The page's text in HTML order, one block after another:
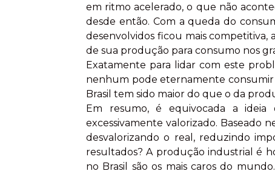
em ritmo acelerado, o que não
desde então. Com a queda do
desenvolvidos ficou mais
de sua produção para consumo nos
Exatamente para lidar com este
nenhum pode eternamente consumir
Brasil tem sido maior do que o da
Em resumo, é equivocada a
excessivamente valorizado. Baseado
desvalorizando o real, reduzindo
resultados? A produção industrial é
no Brasil são os mais caros do